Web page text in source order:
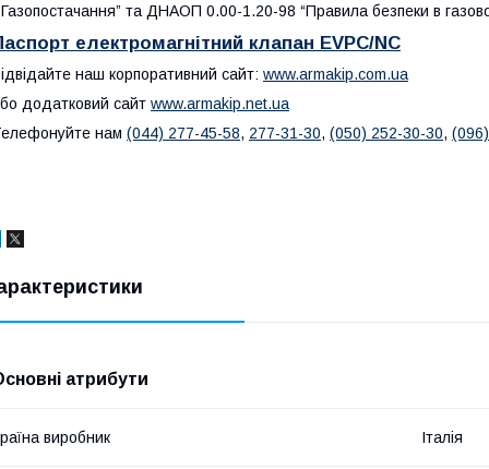
та ДНАОП 0.00-1.20-98 “Правила безпеки в
електромагнітний клапан EVPC/NC
наш корпоративний сайт: www.armakip.com.ua
додатковий сайт www.armakip.net.ua
нам (044) 277-45-58, 277-31-30, (050) 252-30-30,
атрибути
виробник Італія